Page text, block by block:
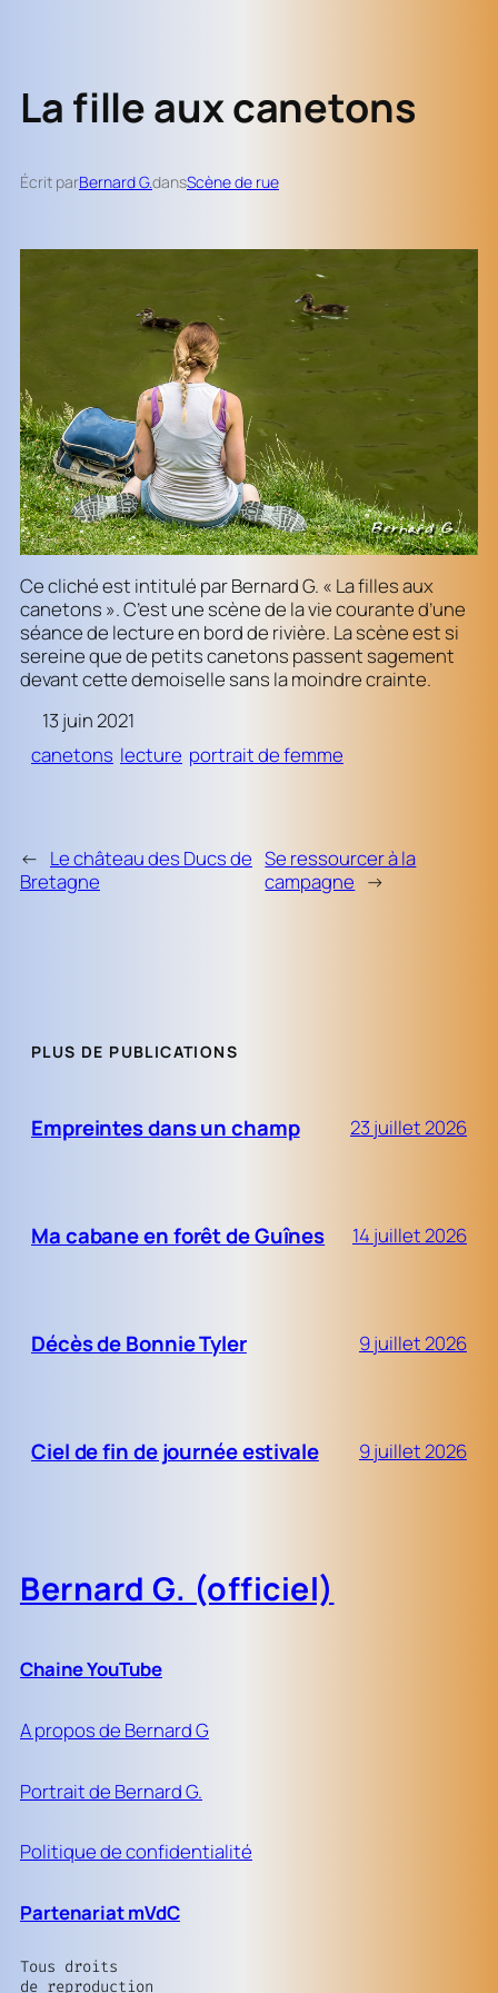
La fille aux canetons
Écrit parBernard G.dansScène de rue
Ce cliché est intitulé par Bernard G. « La filles aux
canetons ». C’est une scène de la vie courante d’une
séance de lecture en bord de rivière. La scène est si
sereine que de petits canetons passent sagement
devant cette demoiselle sans la moindre crainte.
13 juin 2021
canetons lecture portrait de femme
← Le château des Ducs de
Bretagne
Se ressourcer à la
campagne →
PLUS DE PUBLICATIONS
Empreintes dans un champ 23 juillet 2026
Ma cabane en forêt de Guînes 14 juillet 2026
Décès de Bonnie Tyler 9 juillet 2026
Ciel de fin de journée estivale 9 juillet 2026
Bernard G. (officiel)
Chaine YouTube
A propos de Bernard G
Portrait de Bernard G.
Politique de confidentialité
Partenariat mVdC
Tous droits
de reproduction